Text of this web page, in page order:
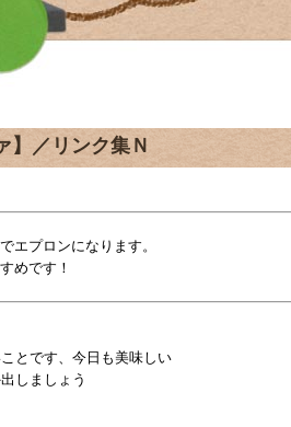
】／リンク集Ｎ
エプロンになります。
めです！
とです、今日も美味しい
しましょう